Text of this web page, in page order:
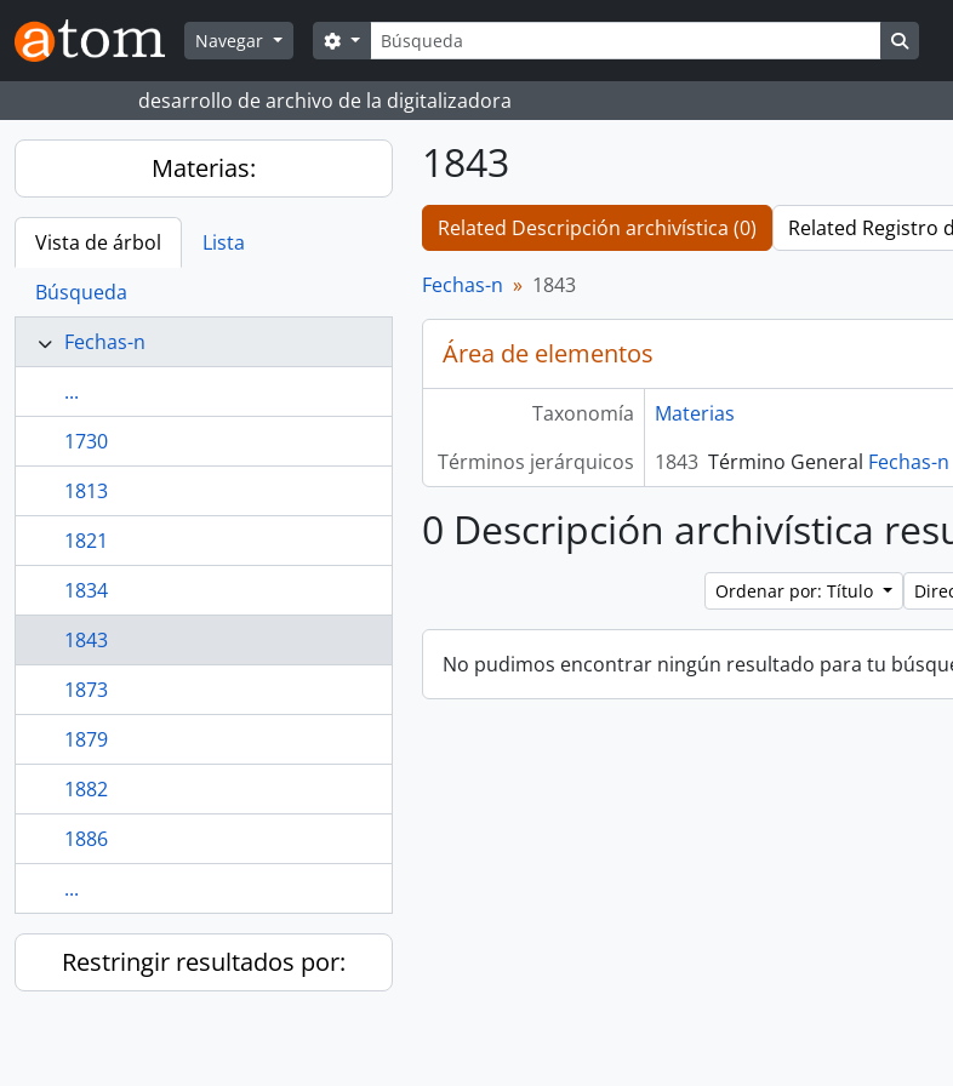
Skip to main content
Navegar
Búsqueda
Search options
desarrollo de archivo de la digitalizadora
Materias:
Vista de árbol
Lista
Búsqueda
Fechas-n
...
1730
1813
1821
1834
1843
1873
1879
1882
1886
...
Restringir resultados por:
1843
Related Descripción archivística (0) Related Registro
Fechas-n 1843
Área de elementos
Taxonomía
Materias
Términos jerárquicos
1843 Término General Fechas-n
0 Descripción archivística
Ordenar por: Título
No pudimos encontrar ningún resultado para tu